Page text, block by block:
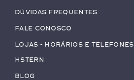
Dúvidas Frequentes
Fale conosco
Lojas - Horários e Telefones
HStern
Blog